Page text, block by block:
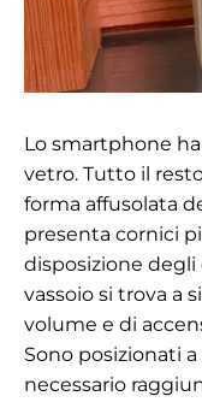
Lo smartphone
vetro. Tutto il
forma affusolata
presenta cornici
disposizione degli
vassoio si trova a
volume e di
Sono posizionati
necessario